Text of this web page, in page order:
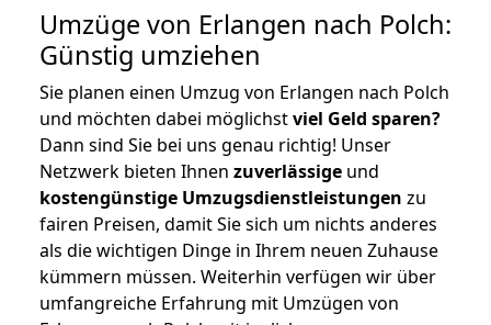
Umzüge von Erlangen nach Polch:
Günstig umziehen
Sie planen einen Umzug von Erlangen nach Polch
und möchten dabei möglichstviel Geld sparen?
Dann sind Sie bei uns genau richtig! Unser
Netzwerk bieten Ihnen zuverlässige und
kostengünstige Umzugsdienstleistungen zu
fairen Preisen, damit Sie sich um nichts anderes
als die wichtigen Dinge in Ihrem neuen Zuhause
kümmern müssen. Weiterhin verfügen wir über
umfangreiche Erfahrung mit Umzügen von